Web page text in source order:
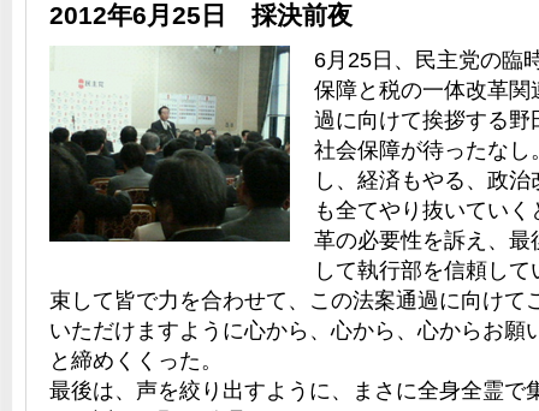
2012年6月25日 採決前夜
6月25日、民主党の臨
保障と税の一体改革関
過に向けて挨拶する野
社会保障が待ったなし
し、経済もやる、政
も全てやり抜いてい
革の必要性を訴え、最
して執行部を信頼し
束して皆で力を合わせて、この法案通過に向けて
いただけますように心から、心から、心からお願
と締めくくった。
最後は、声を絞り出すように、まさに全身全霊で